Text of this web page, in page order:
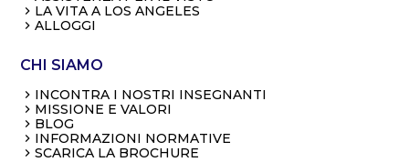
LA VITA A LOS ANGELES
ALLOGGI
CHI SIAMO
INCONTRA I NOSTRI INSEGNANTI
MISSIONE E VALORI
BLOG
INFORMAZIONI NORMATIVE
SCARICA LA BROCHURE